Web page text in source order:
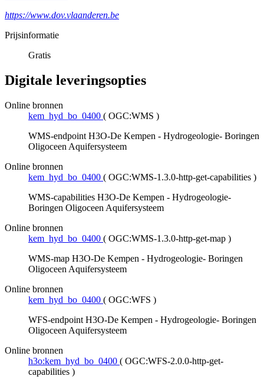
https://www.dov.vlaanderen.be
Prijsinformatie
Gratis
Digitale leveringsopties
Online bronnen
kem_hyd_bo_0400 ( OGC:WMS )
WMS-endpoint H3O-De Kempen - Hydrogeologie- Boringen
Oligoceen Aquifersysteem
Online bronnen
kem_hyd_bo_0400 ( OGC:WMS-1.3.0-http-get-capabilities )
WMS-capabilities H3O-De Kempen - Hydrogeologie-
Boringen Oligoceen Aquifersysteem
Online bronnen
kem_hyd_bo_0400 ( OGC:WMS-1.3.0-http-get-map )
WMS-map H3O-De Kempen - Hydrogeologie- Boringen
Oligoceen Aquifersysteem
Online bronnen
kem_hyd_bo_0400 ( OGC:WFS )
WFS-endpoint H3O-De Kempen - Hydrogeologie- Boringen
Oligoceen Aquifersysteem
Online bronnen
h3o:kem_hyd_bo_0400 ( OGC:WFS-2.0.0-http-get-
capabilities )